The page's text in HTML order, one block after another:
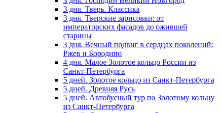
3 дня. Тверь. Классика
3 дня. Тверские зарисовки: от
императорских фасадов до ожившей
старины
3 дня. Вечный подвиг в сердцах поколений:
Ржев и Бородино
4 дня. Малое Золотое кольцо России из
Санкт-Петербурга
5 дней. Золотое кольцо из Санкт-Петербурга
5 дней. Древняя Русь
5 дней. Автобусный тур по Золотому кольцу
из Санкт-Петербурга